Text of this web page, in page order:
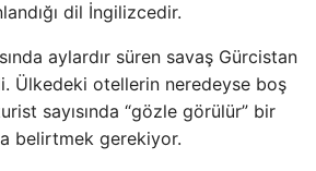
dil İngilizcedir.
aylardır süren savaş Gürcistan
Ülkedeki otellerin neredeyse boş
sayısında “gözle görülür” bir
belirtmek gerekiyor.